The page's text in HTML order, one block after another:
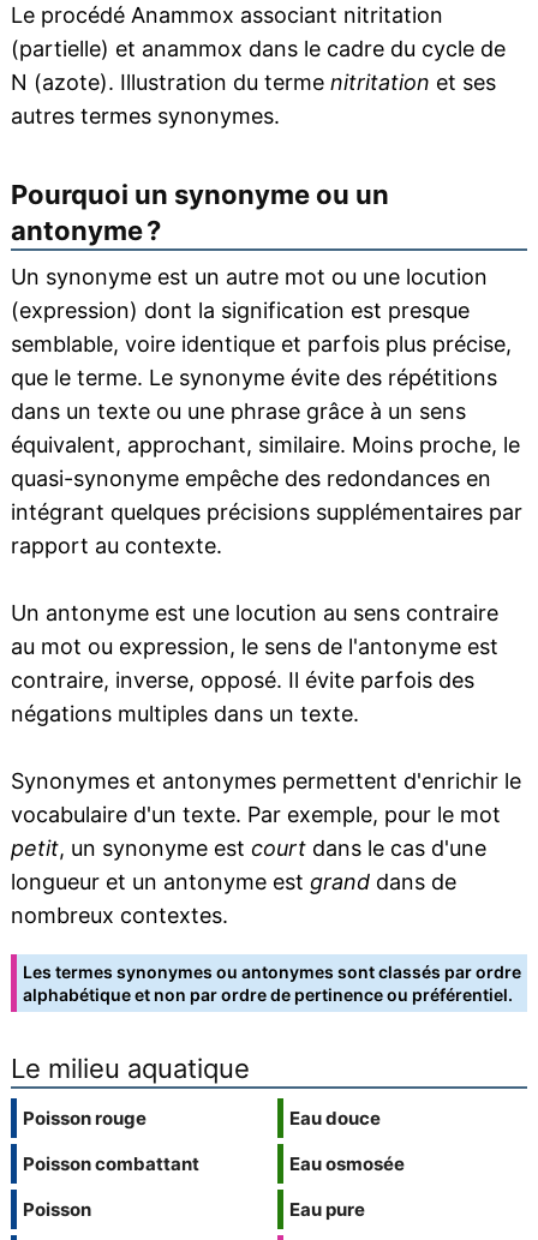
Le procédé Anammox associant nitritation
(partielle) et anammox dans le cadre du cycle de
N (azote). Illustration du terme nitritation et ses
autres termes synonymes.
Pourquoi un synonyme ou un
antonyme ?
Un synonyme est un autre mot ou une locution
(expression) dont la signification est presque
semblable, voire identique et parfois plus précise,
que le terme. Le synonyme évite des répétitions
dans un texte ou une phrase grâce à un sens
équivalent, approchant, similaire. Moins proche, le
quasi-synonyme empêche des redondances en
intégrant quelques précisions supplémentaires par
rapport au contexte.
Un antonyme est une locution au sens contraire
au mot ou expression, le sens de l'antonyme est
contraire, inverse, opposé. Il évite parfois des
négations multiples dans un texte.
Synonymes et antonymes permettent d'enrichir le
vocabulaire d'un texte. Par exemple, pour le mot
petit, un synonyme est courtdans le cas d'une
longueur et un antonyme est granddans de
nombreux contextes.
Les termes synonymes ou antonymes sont classés par ordre
alphabétique et non par ordre de pertinence ou préférentiel.
Le milieu aquatique
Poisson rouge
Poisson combattant
Poisson
Eau douce
Eau osmosée
Eau pure